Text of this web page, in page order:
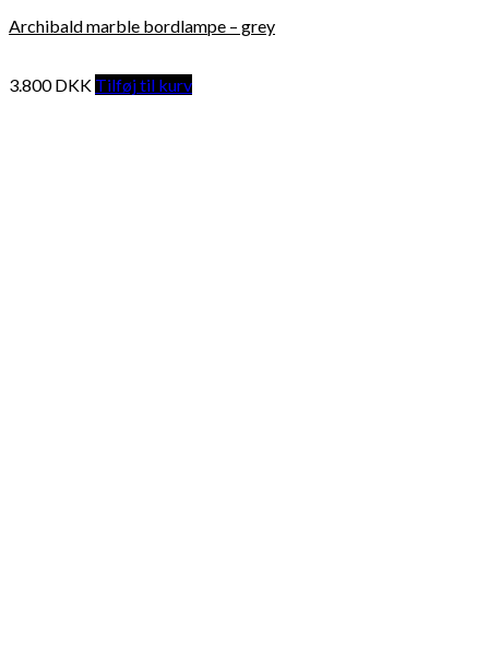
Archibald marble bordlampe – grey
3.800DKK Tilføj til kurv